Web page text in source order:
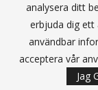
Sanna
analysera ditt
erbjuda dig ett
användbar
acceptera vår
Jag